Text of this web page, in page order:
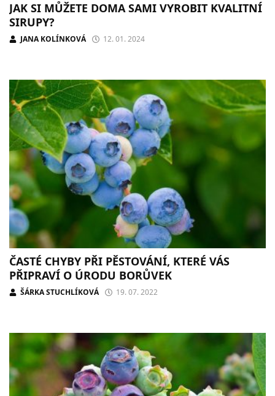
JAK SI MŮŽETE DOMA SAMI VYROBIT KVALITNÍ
SIRUPY?
JANA KOLÍNKOVÁ 12. 01. 2024
ČASTÉ CHYBY PŘI PĚSTOVÁNÍ, KTERÉ VÁS
PŘIPRAVÍ O ÚRODU BORŮVEK
ŠÁRKA STUCHLÍKOVÁ 19. 07. 2022